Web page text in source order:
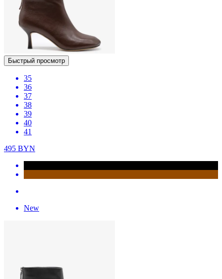
Быстрый просмотр
35
36
37
38
39
40
41
495 BYN
New